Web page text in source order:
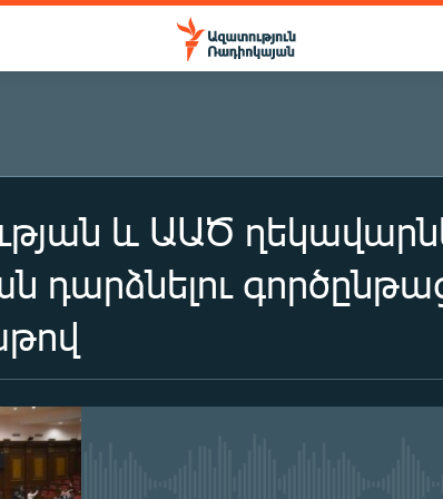
և ԱԱԾ
դարձնելու